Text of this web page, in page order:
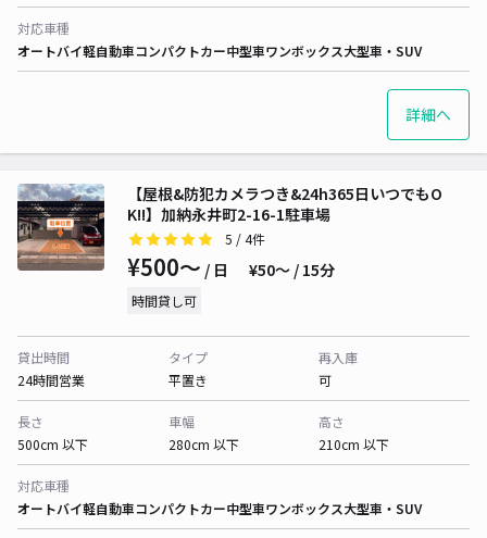
対応車種
オートバイ軽自動車コンパクトカー中型車ワンボックス大型車・SUV
詳細へ
【屋根&防犯カメラつき&24h365日いつでもO
K!!】加納永井町2-16-1駐車場
5 / 4件
¥500〜 / 日 ¥50〜 / 15分
時間貸し可
貸出時間
24時間営業
タイプ
平置き
再入庫
可
長さ
500cm 以下
車幅
280cm 以下
高さ
210cm 以下
対応車種
オートバイ軽自動車コンパクトカー中型車ワンボックス大型車・SUV